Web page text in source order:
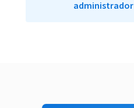
administrador